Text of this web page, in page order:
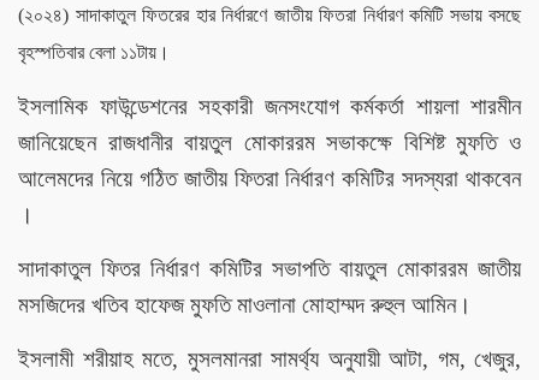
(২০২৪) সাদাকাতুল ফিতরের হার নির্ধারণে জাতীয় ফিতরা নির্ধারণ কমিটি সভায় বসছে
বৃহস্পতিবার বেলা ১১টায়।
ইসলামিক ফাউন্ডেশনের সহকারী জনসংযোগ কর্মকর্তা শায়লা শারমীন
জানিয়েছেন রাজধানীর বায়তুল মোকাররম সভাকক্ষে বিশিষ্ট মুফতি ও
আলেমদের নিয়ে গঠিত জাতীয় ফিতরা নির্ধারণ কমিটির সদস্যরা থাকবেন
।
সাদাকাতুল ফিতর নির্ধারণ কমিটির সভাপতি বায়তুল মোকাররম জাতীয়
মসজিদের খতিব হাফেজ মুফতি মাওলানা মোহাম্মদ রুহুল আমিন।
ইসলামী শরীয়াহ মতে, মুসলমানরা সামর্থ্য অনুযায়ী আটা, গম, খেজুর,